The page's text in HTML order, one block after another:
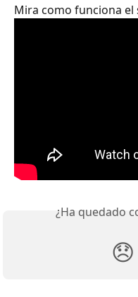
Mira como funciona el
¿Ha quedado
😞